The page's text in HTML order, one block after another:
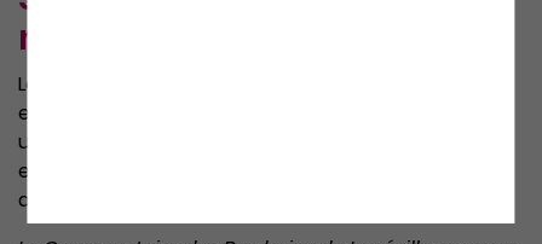
nos sequins de broderie
Le sequin est l'un des éléments décoratifs les plus
emblématiques de la broderie Lunéville. Cousus un à
un à l'aide du crochet de Lunéville, ils apportent éclat
et relief aux créations : robes de haute couture,
accessoires, pièces de scène ou travaux d'atelier.